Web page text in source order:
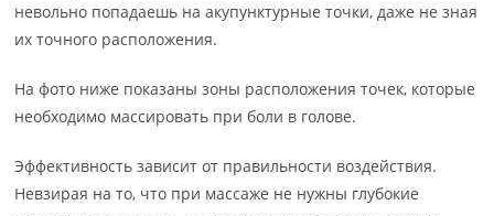
невольно попадаешь на акупунктурные точки, даже не зная
их точного расположения.
На фото ниже показаны зоны расположения точек, которые
необходимо массировать при боли в голове.
Эффективность зависит от правильности воздействия.
Невзирая на то, что при массаже не нужны глубокие